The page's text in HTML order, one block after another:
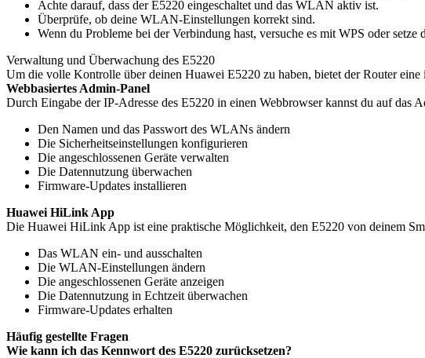
Achte darauf, dass der E5220 eingeschaltet und das WLAN aktiv ist.
Überprüfe, ob deine WLAN-Einstellungen korrekt sind.
Wenn du Probleme bei der Verbindung hast, versuche es mit WPS oder
Verwaltung und Überwachung des E5220
Um die volle Kontrolle über deinen Huawei E5220 zu haben, bietet der Router
Webbasiertes Admin-Panel
Durch Eingabe der IP-Adresse des E5220 in einen Webbrowser kannst du auf das
Den Namen und das Passwort des WLANs ändern
Die Sicherheitseinstellungen konfigurieren
Die angeschlossenen Geräte verwalten
Die Datennutzung überwachen
Firmware-Updates installieren
Huawei HiLink App
Die Huawei HiLink App ist eine praktische Möglichkeit, den E5220 von deinem
Das WLAN ein- und ausschalten
Die WLAN-Einstellungen ändern
Die angeschlossenen Geräte anzeigen
Die Datennutzung in Echtzeit überwachen
Firmware-Updates erhalten
Häufig gestellte Fragen
Wie kann ich das Kennwort des E5220 zurücksetzen?